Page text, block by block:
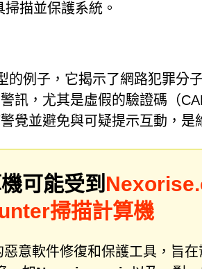
描並保護系統。
的例子，它揭示了網路犯罪分
訊，尤其是虛假的驗證碼（
覺並避免與可疑提示互動，是
可能受到
掃描計算機
意軟件修復和保護工具，旨